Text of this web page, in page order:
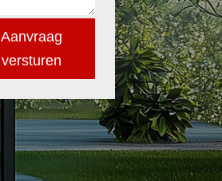
Aanvraag
versturen